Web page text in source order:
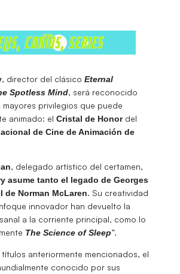
, director del clásico Eternal
Spotless Mind, será reconocido
privilegios que puede
animado: el Cristal de Honordel
de Cine de Animación de
, delegado artístico del certamen,
asume tanto el legado de Georges
de Norman McLaren. Su creatividad
innovador han devuelto la
a la corriente principal, como lo
The Science of Sleep”.
anteriormente mencionados, el
conocido por sus